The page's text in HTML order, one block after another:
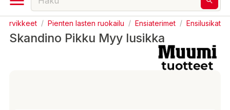
/ Pienten lasten ruokailu / Ensiaterimet / Ensilusikat
Skandino Pikku Myy lusikka